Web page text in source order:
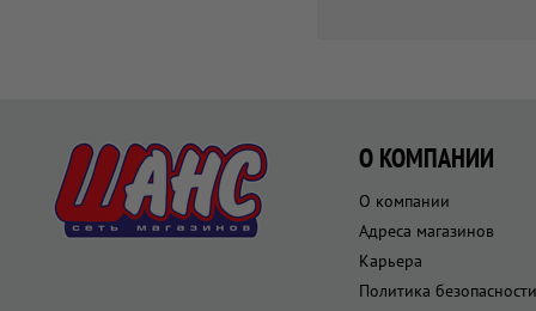
О КОМПАНИИ
О компании
Адреса магазинов
Карьера
Политика безопасности